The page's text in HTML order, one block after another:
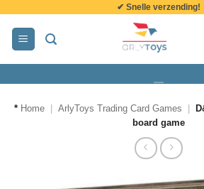
inhoud
✔ Snelle verzending!
* Home ArlyToys Trading Card Games
board game